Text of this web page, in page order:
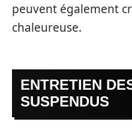
peuvent également
chaleureuse.
ENTRETIEN
SUSPENDUS